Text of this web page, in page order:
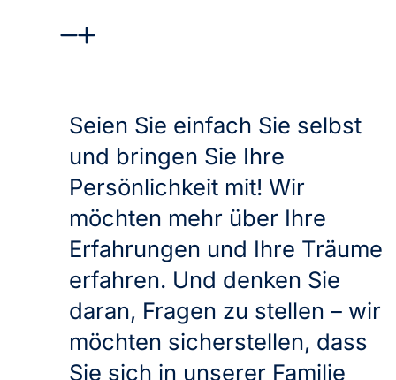
Seien Sie einfach Sie selbst
und bringen Sie Ihre
Persönlichkeit mit! Wir
möchten mehr über Ihre
Erfahrungen und Ihre Träume
erfahren. Und denken Sie
daran, Fragen zu stellen – wir
möchten sicherstellen, dass
Sie sich in unserer Familie